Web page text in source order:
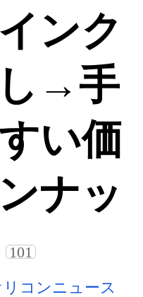
ンク
→手
い価
ナッ
101
リコンニュース